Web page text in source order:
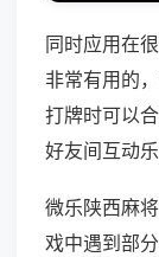
同时应用在
非常有用的
打牌时可以
好友间互动乐
微乐陕西麻
戏中遇到部